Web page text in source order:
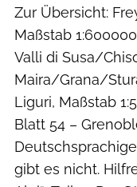
Zur Übersicht:
Maßstab
Valli di Susa/
Maira/Grana/
Liguri, Maßstab
Blatt 54 –
gibt es nicht.